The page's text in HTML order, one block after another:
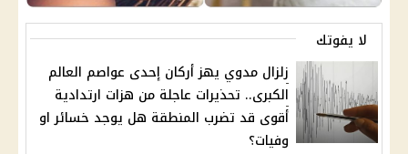
لا يفوتك
زلزال مدوي يهز أركان إحدى عواصم العالم
الكبرى.. تحذيرات عاجلة من هزات ارتدادية
أقوى قد تضرب المنطقة هل يوجد خسائر او
وفيات؟